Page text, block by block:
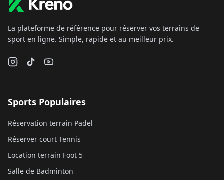
La plateforme de référence pour réserver vos terrains de
sport en ligne. Simple, rapide et au meilleur prix.
Sports Populaires
Réservation terrain Padel
Réserver court Tennis
Location terrain Foot 5
Salle de Badminton